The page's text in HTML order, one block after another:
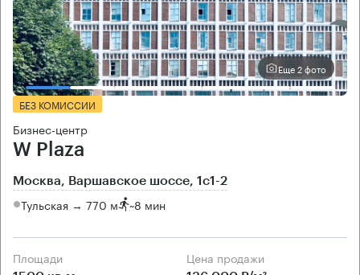
Еще 2 фото
БЕЗ КОМИССИИ
Бизнес-центр
W Plaza
Москва, Варшавское шоссе, 1с1-2
Тульская → 770 м ~8 мин
Площади Цена продажи